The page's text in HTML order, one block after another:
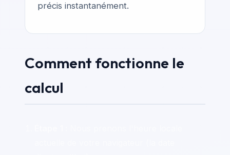
précis instantanément.
Comment fonctionne le
calcul